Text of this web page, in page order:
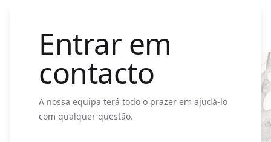
Entrar em
contacto
A nossa equipa terá todo o prazer em ajudá-lo
com qualquer questão.